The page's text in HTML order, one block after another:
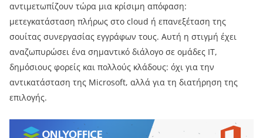
αντιμετωπίζουν τώρα μια κρίσιμη απόφαση:
μετεγκατάσταση πλήρως στο cloud ή επανεξέταση της
σουίτας συνεργασίας εγγράφων τους. Αυτή η στιγμή έχει
αναζωπυρώσει ένα σημαντικό διάλογο σε ομάδες IT,
δημόσιους φορείς και πολλούς κλάδους: όχι για την
αντικατάσταση της Microsoft, αλλά για τη διατήρηση της
επιλογής.